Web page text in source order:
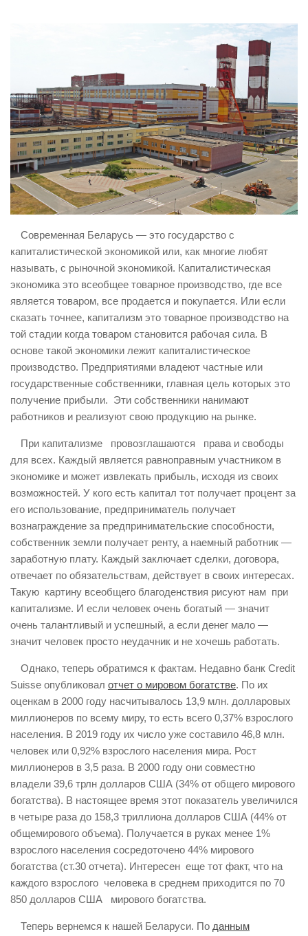
НАРОДНАЯ ПРАВДА
Современная Беларусь — это государство с
капиталистической экономикой или, как многие любят
называть, с рыночной экономикой. Капиталистическая
экономика это всеобщее товарное производство, где все
является товаром, все продается и покупается. Или если
сказать точнее, капитализм это товарное производство на
той стадии когда товаром становится рабочая сила. В
основе такой экономики лежит капиталистическое
производство. Предприятиями владеют частные или
государственные собственники, главная цель которых это
получение прибыли. Эти собственники нанимают
работников и реализуют свою продукцию на рынке.
При капитализме провозглашаются права и свободы
для всех. Каждый является равноправным участником в
экономике и может извлекать прибыль, исходя из своих
возможностей. У кого есть капитал тот получает процент за
его использование, предприниматель получает
вознаграждение за предпринимательские способности,
собственник земли получает ренту, а наемный работник —
заработную плату. Каждый заключает сделки, договора,
отвечает по обязательствам, действует в своих интересах.
Такую картину всеобщего благоденствия рисуют нам при
капитализме. И если человек очень богатый — значит
очень талантливый и успешный, а если денег мало —
значит человек просто неудачник и не хочешь работать.
Однако, теперь обратимся к фактам. Недавно банк Credit
Suisse опубликовал отчет о мировом богатстве. По их
оценкам в 2000 году насчитывалось 13,9 млн. долларовых
миллионеров по всему миру, то есть всего 0,37% взрослого
населения. В 2019 году их число уже составило 46,8 млн.
человек или 0,92% взрослого населения мира. Рост
миллионеров в 3,5 раза. В 2000 году они совместно
владели 39,6 трлн долларов США (34% от общего мирового
богатства). В настоящее время этот показатель увеличился
в четыре раза до 158,3 триллиона долларов США (44% от
общемирового объема). Получается в руках менее 1%
взрослого населения сосредоточено 44% мирового
богатства (ст.30 отчета). Интересен еще тот факт, что на
каждого взрослого человека в среднем приходится по 70
850 долларов США мирового богатства.
Теперь вернемся к нашей Беларуси. По данным